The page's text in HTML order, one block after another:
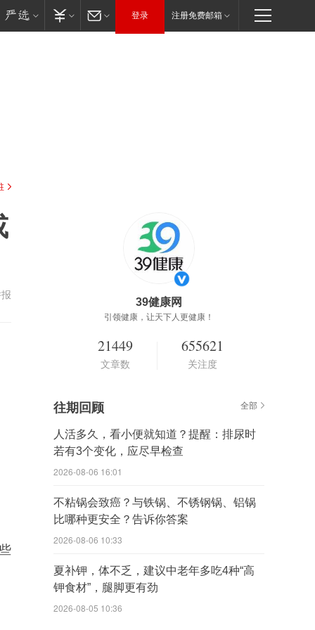
登录 注册免费邮箱
39健康网
引领健康，让天下人更健康！
21449
文章数
655621
关注度
往期回顾 全部
人活多久，看小便就知道？提醒：排尿时
若有3个变化，应尽早检查
2026-08-06 16:01
不粘锅会致癌？与铁锅、不锈钢锅、铝锅
比哪种更安全？告诉你答案
2026-08-06 10:33
夏补钾，体不乏，建议中老年多吃4种“高
钾食材”，腿脚更有劲
2026-08-05 10:36